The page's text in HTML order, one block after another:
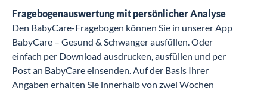
Fragebogenauswertung mit persönlicher Analyse
Den BabyCare-Fragebogen können Sie in unserer App
BabyCare – Gesund & Schwanger ausfüllen. Oder
einfach per Download ausdrucken, ausfüllen und per
Post an BabyCare einsenden. Auf der Basis Ihrer
Angaben erhalten Sie innerhalb von zwei Wochen